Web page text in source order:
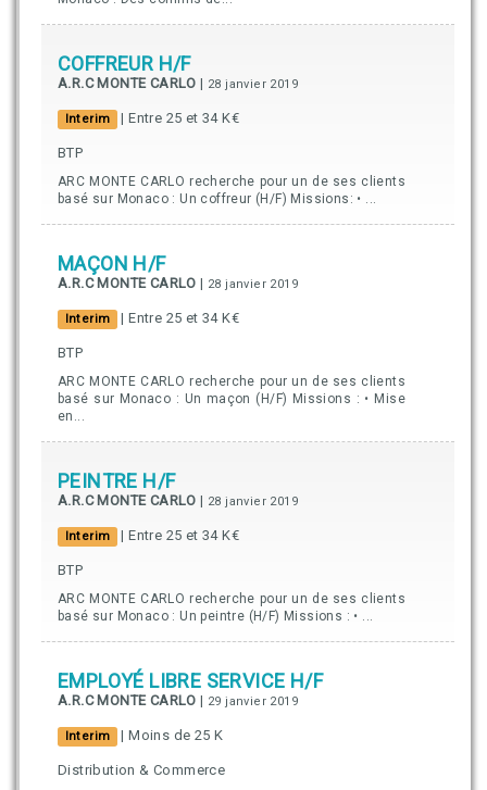
COFFREUR H/F
A.R.C MONTE CARLO | 28 janvier 2019
Interim | Entre 25 et 34 K€
BTP
ARC MONTE CARLO recherche pour un de ses clients
basé sur Monaco : Un coffreur (H/F) Missions: • ...
MAÇON H/F
A.R.C MONTE CARLO | 28 janvier 2019
Interim | Entre 25 et 34 K€
BTP
ARC MONTE CARLO recherche pour un de ses clients
basé sur Monaco : Un maçon (H/F) Missions : • Mise
en...
PEINTRE H/F
A.R.C MONTE CARLO | 28 janvier 2019
Interim | Entre 25 et 34 K€
BTP
ARC MONTE CARLO recherche pour un de ses clients
basé sur Monaco : Un peintre (H/F) Missions : • ...
EMPLOYÉ LIBRE SERVICE H/F
A.R.C MONTE CARLO | 29 janvier 2019
Interim | Moins de 25 K
Distribution & Commerce